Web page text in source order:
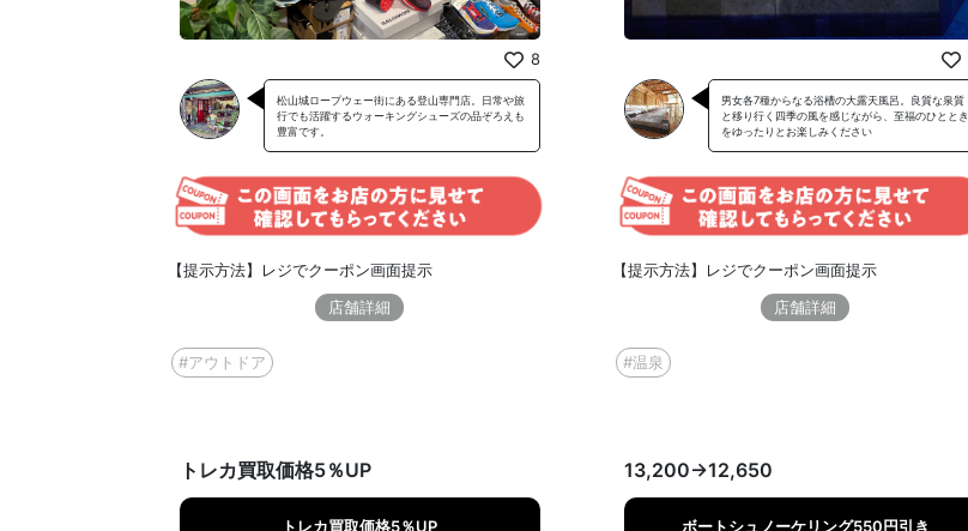
8
松山城ロープウェー街にある登山専門店。日常や旅
行でも活躍するウォーキングシューズの品ぞろえも
豊富です。
【提示方法】レジでクーポン画面提示
店舗詳細
#アウトドア
男女各7種からなる浴槽の大露天風呂。良質な泉質
と移り行く四季の風を感じながら、至福のひととき
をゆったりとお楽しみください
【提示方法】レジでクーポン画面提示
店舗詳細
#温泉
トレカ買取価格5％UP
トレカ買取価格5％UP
13,200→12,650
ボートシュノーケリング550円引き